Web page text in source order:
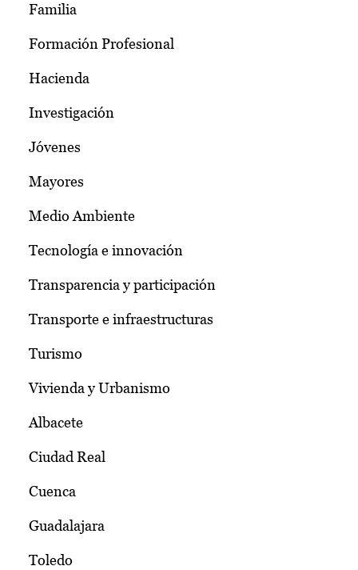
Familia
Formación Profesional
Hacienda
Investigación
Jóvenes
Mayores
Medio Ambiente
Tecnología e innovación
Transparencia y participación
Transporte e infraestructuras
Turismo
Vivienda y Urbanismo
Albacete
Ciudad Real
Cuenca
Guadalajara
Toledo